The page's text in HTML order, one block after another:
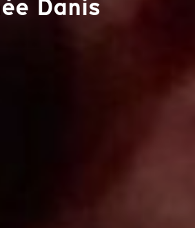
Danis